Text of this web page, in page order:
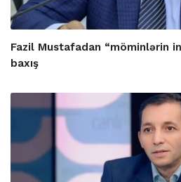
Fazil Mustafadan “möminlərin
baxış